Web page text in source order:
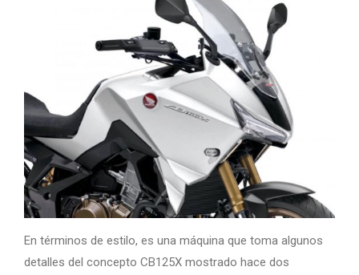
En términos de estilo, es una máquina que toma algunos
detalles del concepto CB125X mostrado hace dos